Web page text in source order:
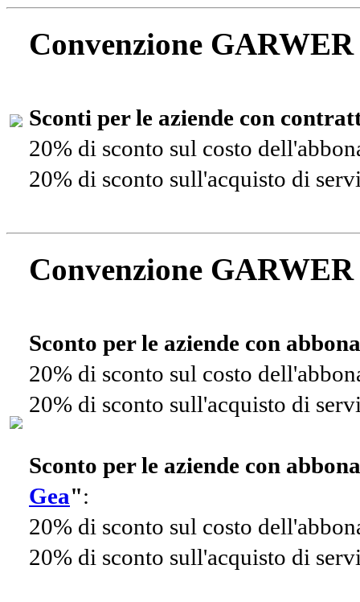
Convenzione
Sconti per le aziende con
20% di sconto sul costo
20% di sconto sull'acquisto di
Convenzione
Sconto per le aziende con
20% di sconto sul costo
20% di sconto sull'acquisto di
Sconto per le aziende con
Gea":
20% di sconto sul costo
20% di sconto sull'acquisto di